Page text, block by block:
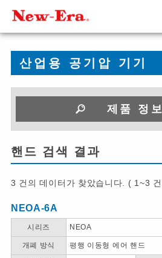
산업용 공기압 기기
제품 정보
핸드 검색 결과
3 건의 데이터가 찾았습니다. ( 1~3
NEOA-6A
시리즈 NEOA
개폐 방식 평행 이동형 에어 핸드